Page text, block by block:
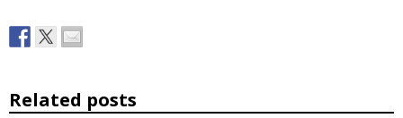
Related posts